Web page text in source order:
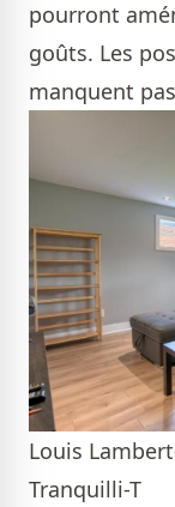
pourront
goûts. Les
manquent
Louis
Tranquilli-T